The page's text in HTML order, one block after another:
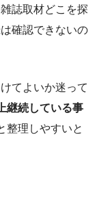
誌取材どこを探
確認できないの
てよいか迷って
継続している事
整理しやすいと